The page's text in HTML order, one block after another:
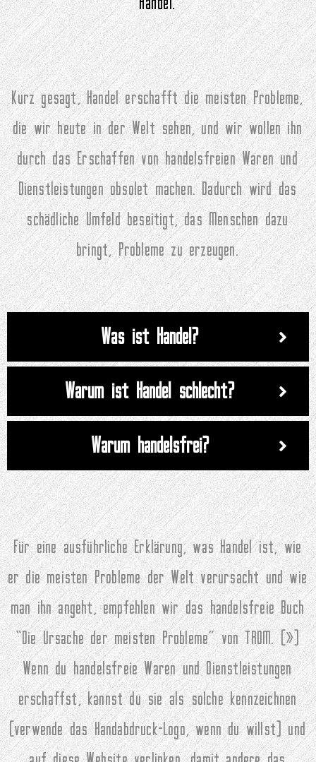
Kurz gesagt, Handel erschafft die meisten Probleme,
die wir heute in der Welt sehen, und wir wollen ihn
durch das Erschaffen von handelsfreien Waren und
Dienstleistungen obsolet machen. Dadurch wird das
schädliche Umfeld beseitigt, das Menschen dazu
bringt, Probleme zu erzeugen.
Was ist Handel?
Warum ist Handel schlecht?
Warum handelsfrei?
Für eine ausführliche Erklärung, was Handel ist, wie
er die meisten Probleme der Welt verursacht und wie
man ihn angeht, empfehlen wir das handelsfreie Buch
“Die Ursache der meisten Probleme” von TROM. (»)
Wenn du handelsfreie Waren und Dienstleistungen
erschaffst, kannst du sie als solche kennzeichnen
(verwende das Handabdruck-Logo, wenn du willst) und